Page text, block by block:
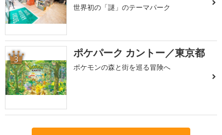
世界初の「謎」のテーマパーク
3 ポケパーク カントー／東京都
ポケモンの森と街を巡る冒険へ